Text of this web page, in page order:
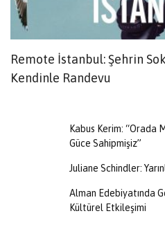
Remote İstanbul: Şehrin
Kendinle Randevu
Kabus Kerim: “Orada
Güce Sahipmişiz”
Juliane Schindler:
Alman Edebiyatında
Kültürel Etkileşimi